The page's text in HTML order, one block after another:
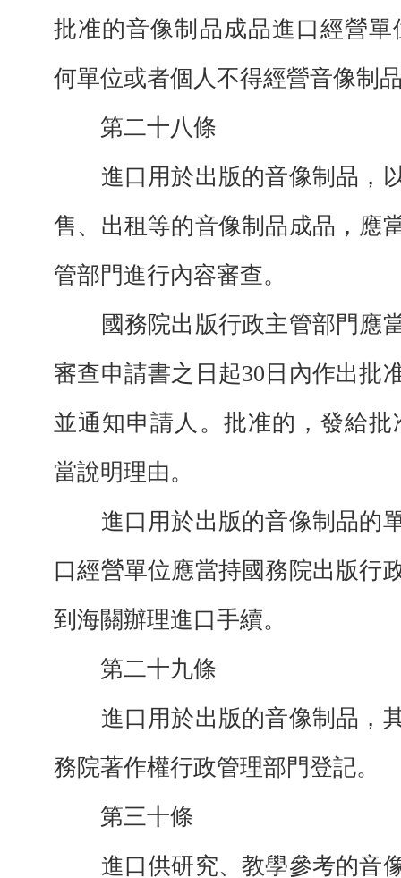
批准的音像制品成品進口經營
何單位或者個人不得經營音像制
第二十八條
進口用於出版的音像制品，
售、出租等的音像制品成品，應
管部門進行內容審查。
國務院出版行政主管部門應
審查申請書之日起30日內作出批
並通知申請人。批准的，發給
當說明理由。
進口用於出版的音像制品的
口經營單位應當持國務院出版行
到海關辦理進口手續。
第二十九條
進口用於出版的音像制品，
務院著作權行政管理部門登記。
第三十條
進口供研究、教學參考的音